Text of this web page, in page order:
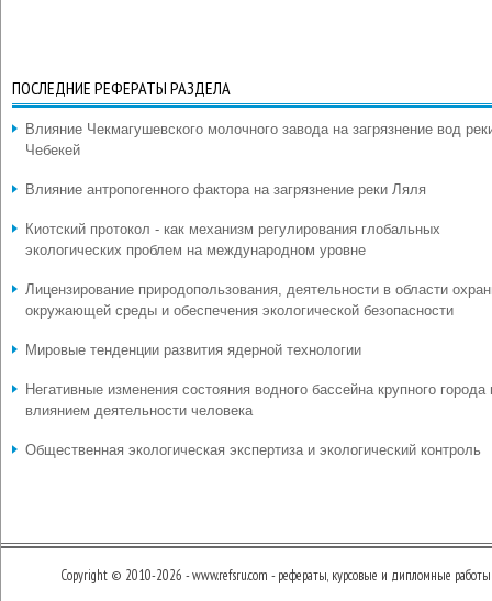
ПОСЛЕДНИЕ РЕФЕРАТЫ РАЗДЕЛА
Влияние Чекмагушевского молочного завода на загрязнение вод
Чебекей
Влияние антропогенного фактора на загрязнение реки Ляля
Киотский протокол - как механизм регулирования глобальных
экологических проблем на международном уровне
Лицензирование природопользования, деятельности в области
окружающей среды и обеспечения экологической безопасности
Мировые тенденции развития ядерной технологии
Негативные изменения состояния водного бассейна крупного города
влиянием деятельности человека
Общественная экологическая экспертиза и экологический контроль
Copyright © 2010-2026 - www.refsru.com - рефераты, курсовые и дипломные работы